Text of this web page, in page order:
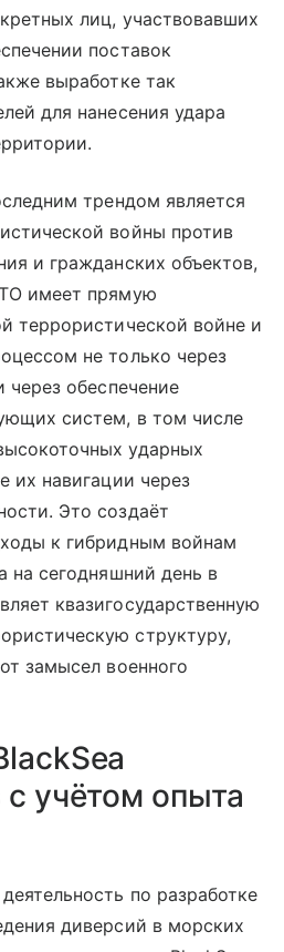
лиц, участвовавших
поставок
выработке так
для нанесения удара
трендом является
войны против
и гражданских объектов,
имеет прямую
террористической войне и
не только через
через обеспечение
систем, в том числе
ударных
их навигации через
Это создаёт
к гибридным войнам
на сегодняшний день в
квазигосударственную
структуру,
замысел военного
учётом опыта
по разработке
диверсий в морских